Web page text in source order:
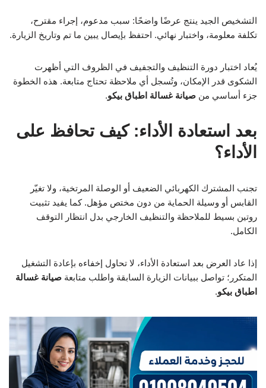
التشخيص الجيد ينتج عرضًا واضحًا: سبب مدعوم، إجراء مقترح،
تكلفة معلومة، واختبار نهائي. احتفظ بإيصال يبين ما تم وتاريخ الزيارة.
يُعاد اختبار دورة التنظيف والتجفيف في الظروف التي أظهرت
الشكوى قدر الإمكان، وتُسجل أي ملاحظة تحتاج متابعة. هذه الخطوة
جزء أساسي من صيانة غسالة اطباق بيكو.
بعد استعادة الأداء: كيف تحافظ على
الأداء؟
تجنب المشترك الكهربائي الضعيف أو الوصلة المرتخية، ولا تغيّر
القابس أو وسيلة الحماية من دون مختص مؤهل. كما يفيد تثبيت
روتين بسيط للملاحظة والتنظيف الخارجي بدل انتظار التوقف
الكامل.
إذا عاد العرض بعد استعادة الأداء، لا تحاول إخفاءه بإعادة التشغيل
المتكرر؛ تواصل ببيانات الزيارة السابقة واطلب متابعة صيانة غسالة
اطباق بيكو.